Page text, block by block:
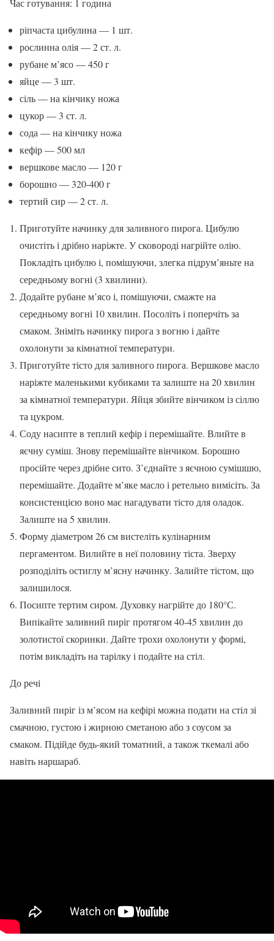
Час готування: 1 година
ріпчаста цибулина — 1 шт.
рослинна олія — 2 ст. л.
рубане м’ясо — 450 г
яйце — 3 шт.
сіль — на кінчику ножа
цукор — 3 ст. л.
сода — на кінчику ножа
кефір — 500 мл
вершкове масло — 120 г
борошно — 320-400 г
тертий сир — 2 ст. л.
Приготуйте начинку для заливного пирога. Цибулю
очистіть і дрібно наріжте. У сковороді нагрійте олію.
Покладіть цибулю і, помішуючи, злегка підрум’яньте на
середньому вогні (3 хвилини).
Додайте рубане м’ясо і, помішуючи, смажте на
середньому вогні 10 хвилин. Посоліть і поперчіть за
смаком. Зніміть начинку пирога з вогню і дайте
охолонути за кімнатної температури.
Приготуйте тісто для заливного пирога. Вершкове масло
наріжте маленькими кубиками та залиште на 20 хвилин
за кімнатної температури. Яйця збийте вінчиком із сіллю
та цукром.
Соду насипте в теплий кефір і перемішайте. Влийте в
яєчну суміш. Знову перемішайте вінчиком. Борошно
просійте через дрібне сито. З’єднайте з яєчною сумішшю,
перемішайте. Додайте м’яке масло і ретельно вимісіть. За
консистенцією воно має нагадувати тісто для оладок.
Залиште на 5 хвилин.
Форму діаметром 26 см вистеліть кулінарним
пергаментом. Вилийте в неї половину тіста. Зверху
розподіліть остиглу м’ясну начинку. Залийте тістом, що
залишилося.
Посипте тертим сиром. Духовку нагрійте до 180°С.
Випікайте заливний пиріг протягом 40-45 хвилин до
золотистої скоринки. Дайте трохи охолонути у формі,
потім викладіть на тарілку і подайте на стіл.
До речі
Заливний пиріг із м’ясом на кефірі можна подати на стіл зі
смачною, густою і жирною сметаною або з соусом за
смаком. Підійде будь-який томатний, а також ткемалі або
навіть наршараб.